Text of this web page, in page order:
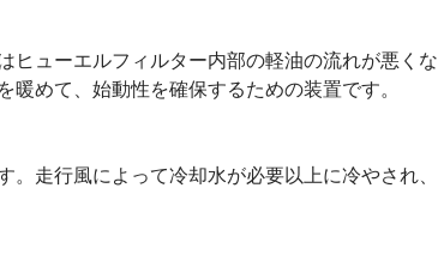
ヒューエルフィルター内部の軽油の流れが悪くな
めて、始動性を確保するための装置です。
走行風によって冷却水が必要以上に冷やされ、